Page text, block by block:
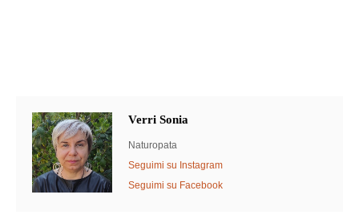
Verri Sonia
Naturopata
Seguimi su Instagram
Seguimi su Facebook